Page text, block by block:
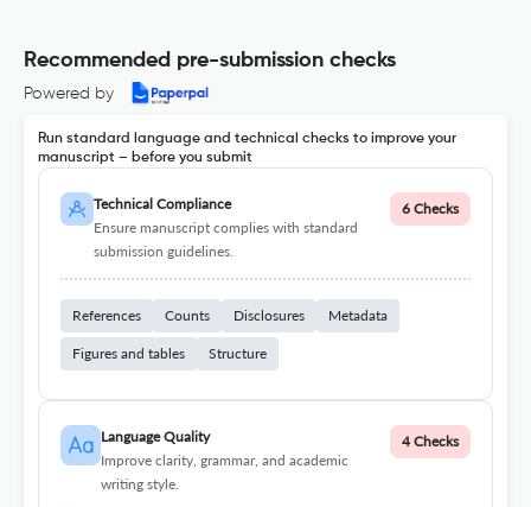
Recommended pre-submission checks
Powered by
Run standard language and technical checks to improve your
manuscript – before you submit
Technical Compliance
Ensure manuscript complies with standard
submission guidelines.
6 Checks
References Counts Disclosures Metadata
Figures and tables Structure
Language Quality
Improve clarity, grammar, and academic
writing style.
4 Checks